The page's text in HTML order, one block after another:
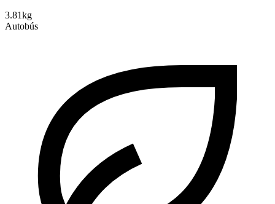
3.81kg
Autobús